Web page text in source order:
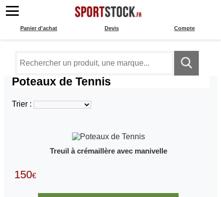
Compte
Devis
Panier d'achat
Poteaux de Tennis
Trier :
Treuil à crémaillère avec manivelle
150€